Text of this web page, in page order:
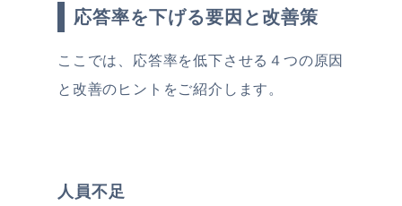
応答率を下げる要因と改善策
ここでは、応答率を低下させる４つの原因
と改善のヒントをご紹介します。
人員不足